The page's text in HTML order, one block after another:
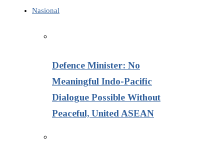
Nasional
Defence Minister: No
Meaningful Indo-Pacific
Dialogue Possible Without
Peaceful, United ASEAN